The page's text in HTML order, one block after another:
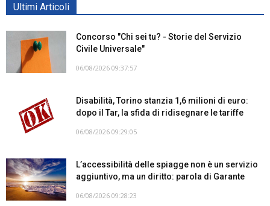
Ultimi Articoli
Concorso "Chi sei tu? - Storie del Servizio
Civile Universale"
06/08/2026 09:37:57
Disabilità, Torino stanzia 1,6 milioni di euro:
dopo il Tar, la sfida di ridisegnare le tariffe
06/08/2026 09:29:05
L’accessibilità delle spiagge non è un servizio
aggiuntivo, ma un diritto: parola di Garante
06/08/2026 09:28:23